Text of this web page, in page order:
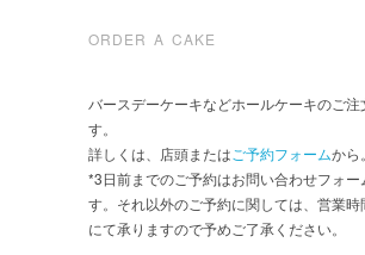
ORDER A CAKE
バースデーケーキなどホールケーキのご注
す。
詳しくは、店頭またはご予約フォームから。
*3日前までのご予約はお問い合わせフォー
す。それ以外のご予約に関しては、営業
にて承りますので予めご了承ください。